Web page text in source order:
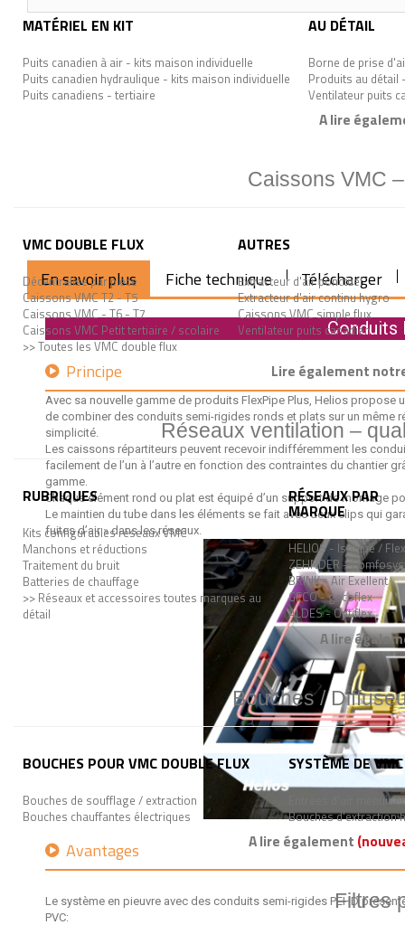
MATÉRIEL EN KIT
Puits canadien à air - kits maison individuelle
Puits canadien hydraulique - kits maison individuelle
Puits canadiens - tertiaire
AU DÉTAIL
Borne de prise
Produits au détail
Ventilateur puits
A lire
Caissons VMC
VMC DOUBLE FLUX
Décentralisé par pièce
Caissons VMC T2 - T5
Caissons VMC - T6 - T7
Caissons VMC Petit tertiaire / scolaire
>> Toutes les VMC double flux
AUTRES
Extracteur d'air ponctuel
Extracteur d'air continu hygro
Caissons VMC simple flux
Ventilateur puits canadien
Lire également
Réseaux ventilation –
RUBRIQUES
Kits configurables réseaux VMC
Manchons et réductions
Traitement du bruit
Batteries de chauffage
>> Réseaux et accessoires toutes marques au
détail
RÉSEAUX PAR
MARQUE
HELIOS - Isopipe /
ZEHNDER -
BRINK - Air Exellent
GECO - gecoflex
ALDES - Optiflex
A lire
Bouches /
BOUCHES POUR VMC DOUBLE FLUX
Bouches de soufflage / extraction
Bouches chauffantes électriques
SYSTÈME DE
Entrées d'air
Bouches d'extraction
A lire également
Filtres
En savoir plus Fiche technique Télécharger
Conduits
Principe
Avec sa nouvelle gamme de produits FlexPipe Plus, Helios propose
de combiner des conduits semi-rigides ronds et plats sur un même
simplicité.
Les caissons répartiteurs peuvent recevoir indifféremment les
facilement de l’un à l’autre en fonction des contraintes du chantier
gamme.
Chaque élément rond ou plat est équipé d’un support de montage
Le maintien du tube dans les éléments se fait avec deux clips qui
fuites d’air » dans les réseaux.
Avantages
Le système en pieuvre avec des conduits semi-rigides PEHD
PVC: